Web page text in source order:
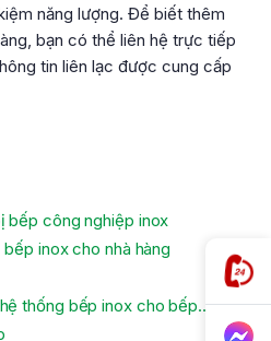
năng lượng. Để biết thêm
bạn có thể liên hệ trực tiếp
tin liên lạc được cung cấp
bếp công nghiệp inox
inox cho nhà hàng
thống bếp inox cho bếp…